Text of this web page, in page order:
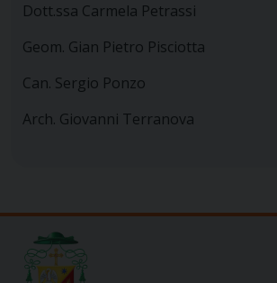
Dott.ssa Carmela Petrassi
Geom. Gian Pietro Pisciotta
Can. Sergio Ponzo
Arch. Giovanni Terranova